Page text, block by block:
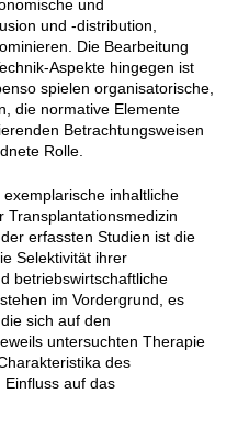
und
und -distribution,
Die Bearbeitung
Aspekte hingegen ist
spielen organisatorische,
die normative Elemente
Betrachtungsweisen
Rolle.
inhaltliche
Transplantationsmedizin
erfassten Studien ist die
Selektivität ihrer
betriebswirtschaftliche
im Vordergrund, es
sich auf den
untersuchten Therapie
des
auf das